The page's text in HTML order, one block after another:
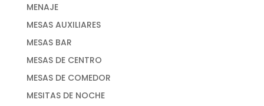
MENAJE
MESAS AUXILIARES
MESAS BAR
MESAS DE CENTRO
MESAS DE COMEDOR
MESITAS DE NOCHE